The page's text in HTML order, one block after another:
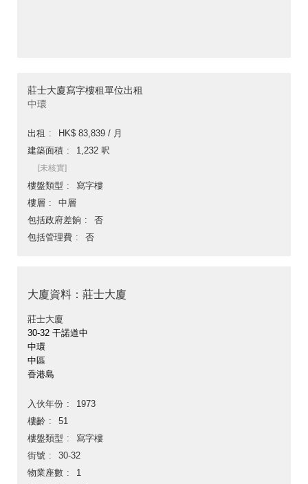
莊士大廈寫字樓租單位出租
中環
出租
HK$ 83,839 / 月
建築面積
1,232 呎
[未核實]
樓盤類型
寫字樓
樓層
中層
包括政府差餉
否
包括管理費
否
大廈資料：莊士大廈
莊士大廈
30-32 干諾道中
中環
中區
香港島
入伙年份
1973
樓齡
51
樓盤類型
寫字樓
街號
30-32
物業座數
1